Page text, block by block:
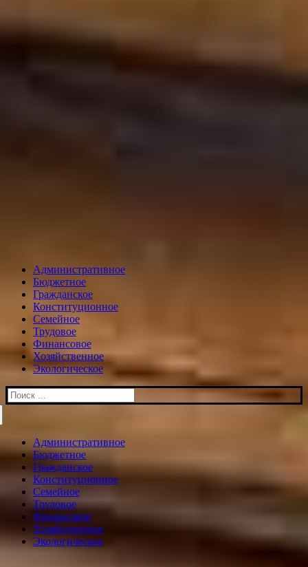
Административное
Бюджетное
Гражданское
Конституционное
Семейное
Трудовое
Финансовое
Хозяйственное
Экологическое
Искать:
Административное
Бюджетное
Гражданское
Конституционное
Семейное
Трудовое
Финансовое
Хозяйственное
Экологическое